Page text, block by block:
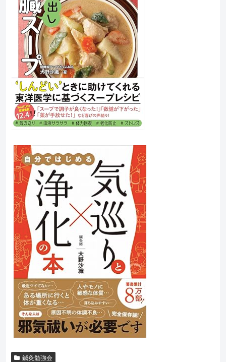
鍼灸勉強会